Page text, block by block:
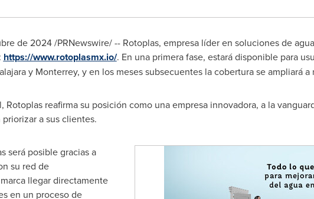
de 2024/PRNewswire/ -- Rotoplas, empresa líder en soluciones de
https://www.rotoplasmx.io/. En una primera fase, estará disponible para
y Monterrey, y en los meses subsecuentes la cobertura se ampliará
reafirma su posición como una empresa innovadora, a la
a sus clientes.
será posible gracias a
su red de
llegar directamente
en un proceso de